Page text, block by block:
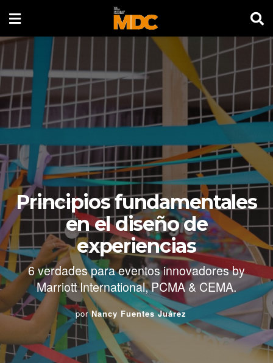
Principios fundamentales
en el diseño de
experiencias
6 verdades para eventos innovadores by
Marriott International, PCMA & CEMA.
por Nancy Fuentes Juárez